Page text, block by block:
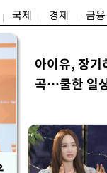
국제 경제 금융
아이유, 장
곡…쿨한 일